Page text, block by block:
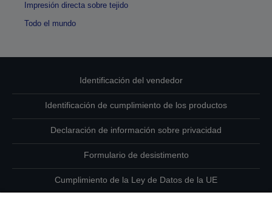
Impresión directa sobre tejido
Todo el mundo
Identificación del vendedor
Identificación de cumplimiento de los productos
Declaración de información sobre privacidad
Formulario de desistimento
Cumplimiento de la Ley de Datos de la UE